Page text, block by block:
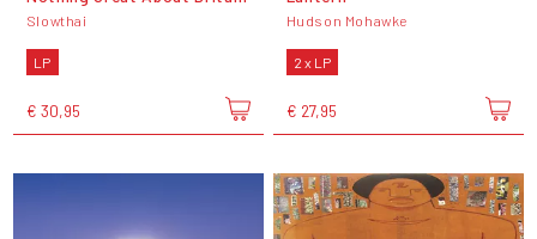
Slowthai
LP
€ 30,95
Hudson Mohawke
2 x LP
€ 27,95